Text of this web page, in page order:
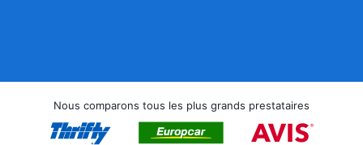
Nous comparons tous les plus grands prestataires